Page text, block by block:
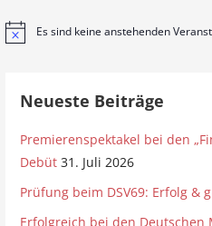
H
Es sind keine anstehenden
Neueste Beiträge
Premierenspektakel bei den
Debüt 31. Juli 2026
Prüfung beim DSV69: Erfolg &
Erfolgreich bei den Deutschen